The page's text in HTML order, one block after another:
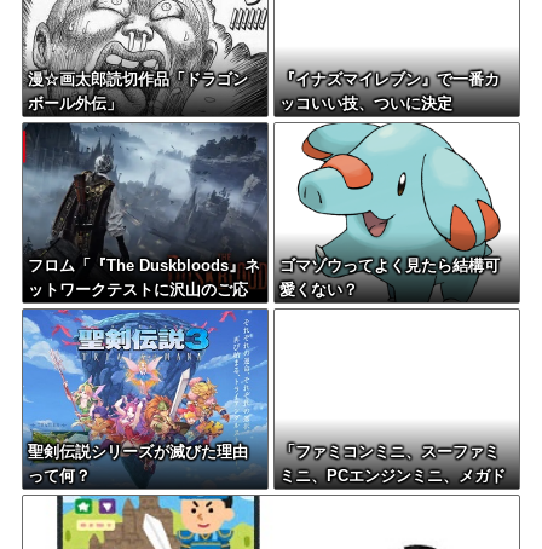
漫☆画太郎読切作品「ドラゴン
ボール外伝」
『イナズマイレブン』で一番カ
ッコいい技、ついに決定
フロム「『The Duskbloods』ネ
ットワークテストに沢山のご応
募をいただき誠にありがとうご
ざいました｡」
ゴマゾウってよく見たら結構可
愛くない？
聖剣伝説シリーズが滅びた理由
って何？
「ファミコンミニ、スーファミ
ミニ、PCエンジンミニ、メガド
ラミニ、ネオジオミニ」って